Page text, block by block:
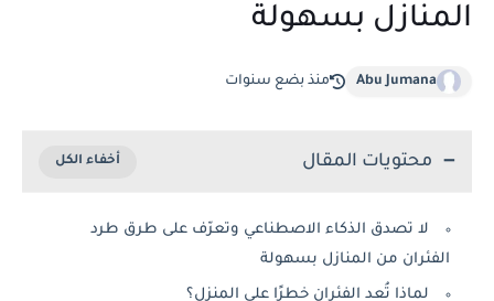
المنازل بسهولة
Abu Jumana منذ بضع سنوات
محتويات المقال
لا تصدق الذكاء الاصطناعي وتعرّف على طرق طرد
الفئران من المنازل بسهولة
لماذا تُعد الفئران خطرًا على المنزل؟